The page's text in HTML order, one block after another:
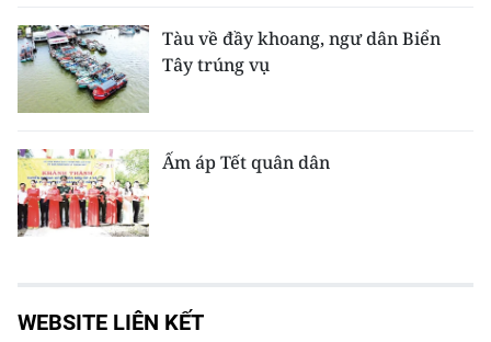
Tàu về đầy khoang, ngư dân Biển
Tây trúng vụ
Ấm áp Tết quân dân
WEBSITE LIÊN KẾT